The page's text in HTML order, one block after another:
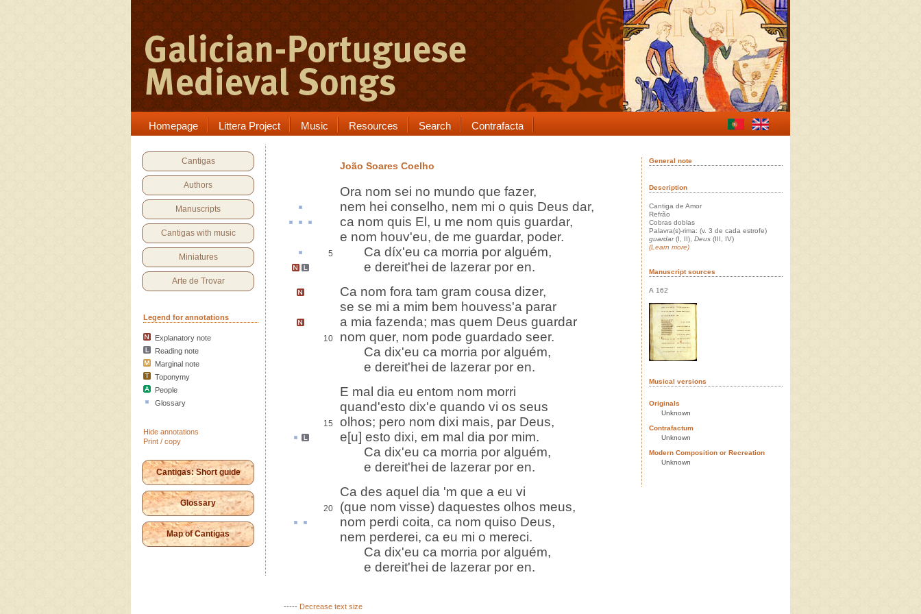
Homepage Littera Project Music Resources Search Contrafacta
Cantigas
Authors
Manuscripts
Cantigas with music
Miniatures
Arte de Trovar
Legend for annotations
Explanatory note
Reading note
Marginal note
Toponymy
People
Glossary
Hide annotations
Print / copy
Cantigas: Short guide
Glossary
Map of Cantigas
João Soares Coelho
Ora nom sei no mundo que fazer,
nem hei conselho, nem mi o quis Deus dar,
ca nom quis El, u me nom quis guardar,
e nom houv'eu, de me guardar, poder.
5
Ca díx'eu ca morria por alguém,
e dereit'hei de lazerar por en.
Ca nom fora tam gram cousa dizer,
se se mi a mim bem houvess'a parar
a mia fazenda; mas quem Deus guardar
10 nom quer, nom pode guardado seer.
Ca dix'eu ca morria por alguém,
e dereit'hei de lazerar por en.
E mal dia eu entom nom morri
quand'esto dix'e quando vi os seus
15
olhos; pero nom dixi mais, par Deus,
e[u] esto dixi, em mal dia por mim.
Ca dix'eu ca morria por alguém,
e dereit'hei de lazerar por en.
Ca des aquel dia 'm que a eu vi
20
(que nom visse) daquestes olhos meus,
nom perdi coita, ca nom quiso Deus,
nem perderei, ca eu mi o mereci.
Ca dix'eu ca morria por alguém,
e dereit'hei de lazerar por en.
----- Decrease text size
General note
Description
Cantiga de Amor
Refrão
Cobras doblas
Palavra(s)-rima: (v. 3 de cada estrofe)
guardar(I, II), Deus (III, IV)
(Learn more)
Manuscript sources
A 162
Musical versions
Originals
Unknown
Contrafactum
Unknown
Modern Composition or Recreation
Unknown